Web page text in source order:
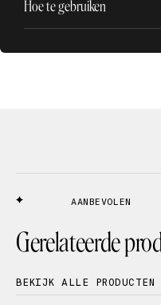
Hoe te gebruiken
AANBEVOLEN
Gerelateerde
BEKIJK ALLE PRODUCTEN